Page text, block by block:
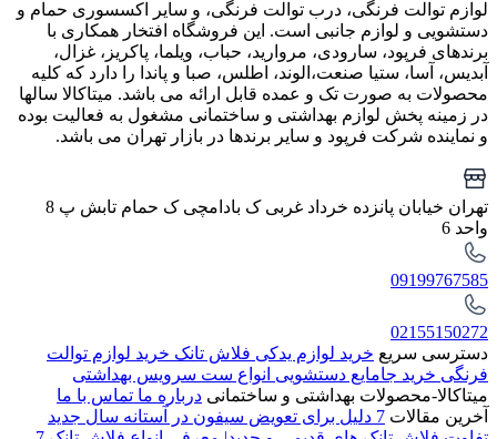
لوازم توالت فرنگی، درب توالت فرنگی، و سایر اکسسوری حمام و
دستشویی و لوازم جانبی است. این فروشگاه افتخار همکاری با
برندهای فرپود، سارودی، مروارید، حباب، ویلما، پاکریز، غزال،
آبدیس، آسا، ستیا صنعت،الوند، اطلس، صبا و پاندا را دارد که کلیه
محصولات به صورت تک و عمده قابل ارائه می باشد. میتاکالا سالها
در زمینه پخش لوازم بهداشتی و ساختمانی مشغول به فعالیت بوده
و نماینده شرکت فرپود و سایر برندها در بازار تهران می باشد.
تهران خیابان پانزده خرداد غربی ک بادامچی ک حمام تابش پ 8
واحد 6
09199767585
02155150272
دسترسی سریع خرید لوازم یدکی فلاش تانک خرید لوازم توالت
فرنگی خرید جامایع دستشویی انواع ست سرویس بهداشتی
میتاکالا-محصولات بهداشتی و ساختمانی درباره ما تماس با ما
آخرین مقالات 7 دلیل برای تعویض سیفون در آستانه سال جدید